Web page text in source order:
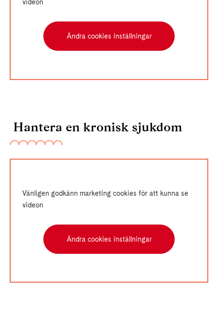
videon
Ändra cookies inställningar
Hantera en kronisk sjukdom
Vänligen godkänn marketing cookies för att kunna se
videon
Ändra cookies inställningar